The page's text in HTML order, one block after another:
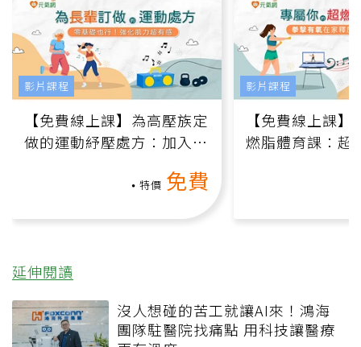
【免費線上課】為高壓族定
做的運動紓壓處方：加入行
特價 免費
影片課程
【免費線上課
燃脂體育課：超
影片課程
延伸閱讀
沒人想碰的苦工就讓AI來！鴻海
團隊駐醫院找痛點 用科技讓醫療